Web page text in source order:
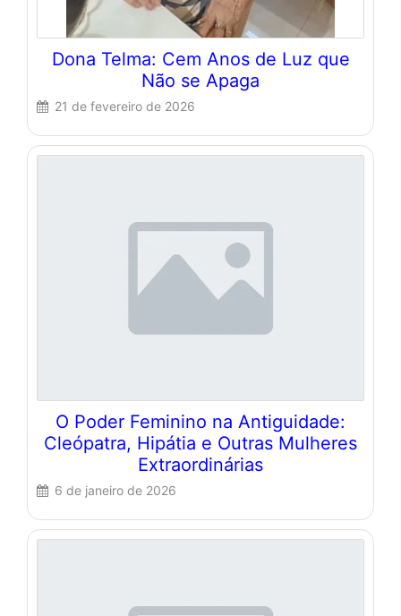
Dona Telma: Cem Anos de Luz que
Não se Apaga
21 de fevereiro de 2026
O Poder Feminino na Antiguidade:
Cleópatra, Hipátia e Outras Mulheres
Extraordinárias
6 de janeiro de 2026